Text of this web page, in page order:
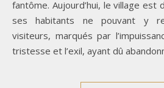
fantôme. Aujourd’hui, le village est
ses habitants ne pouvant y
visiteurs, marqués par
tristesse et l’exil, ayant dû